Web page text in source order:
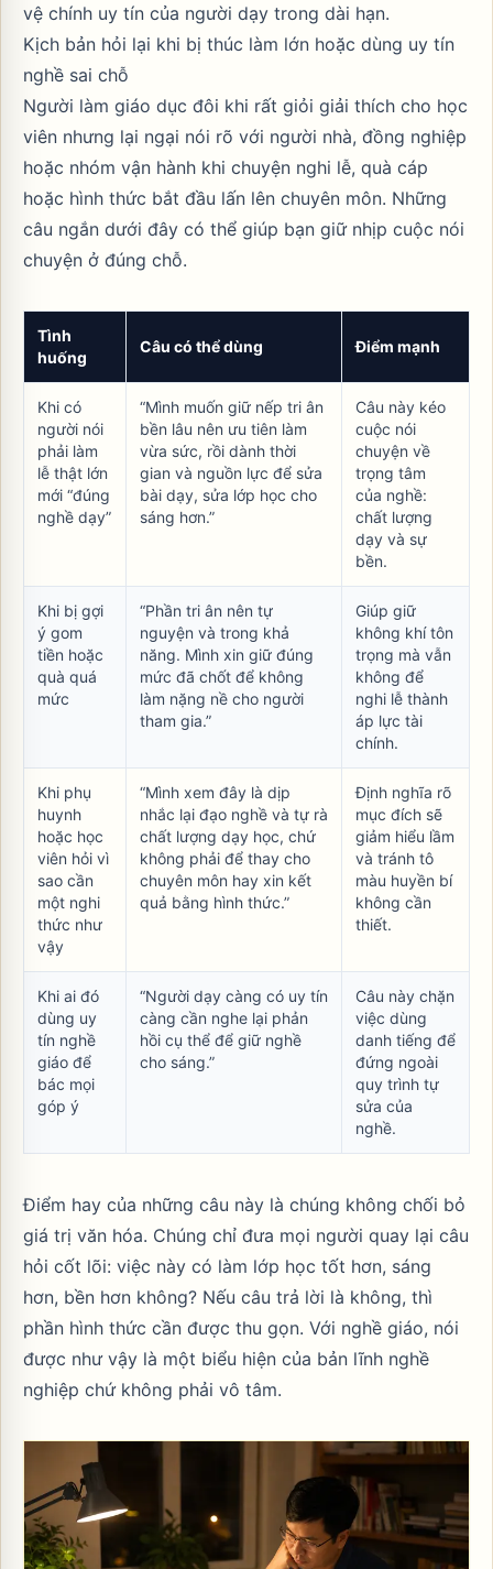
vệ chính uy tín của người dạy trong dài hạn.
Kịch bản hỏi lại khi bị thúc làm lớn hoặc dùng uy tín
nghề sai chỗ
Người làm giáo dục đôi khi rất giỏi giải thích cho học
viên nhưng lại ngại nói rõ với người nhà, đồng nghiệp
hoặc nhóm vận hành khi chuyện nghi lễ, quà cáp
hoặc hình thức bắt đầu lấn lên chuyên môn. Những
câu ngắn dưới đây có thể giúp bạn giữ nhịp cuộc nói
chuyện ở đúng chỗ.
Tình
huống
Câu có thể dùng Điểm mạnh
Khi có
người nói
phải làm
lễ thật lớn
mới “đúng
nghề dạy”
“Mình muốn giữ nếp tri ân
bền lâu nên ưu tiên làm
vừa sức, rồi dành thời
gian và nguồn lực để sửa
bài dạy, sửa lớp học cho
sáng hơn.”
Câu này kéo
cuộc nói
chuyện về
trọng tâm
của nghề:
chất lượng
dạy và sự
bền.
Khi bị gợi
ý gom
tiền hoặc
quà quá
mức
“Phần tri ân nên tự
nguyện và trong khả
năng. Mình xin giữ đúng
mức đã chốt để không
làm nặng nề cho người
tham gia.”
Giúp giữ
không khí tôn
trọng mà vẫn
không để
nghi lễ thành
áp lực tài
chính.
Khi phụ
huynh
hoặc học
viên hỏi vì
sao cần
một nghi
thức như
vậy
“Mình xem đây là dịp
nhắc lại đạo nghề và tự rà
chất lượng dạy học, chứ
không phải để thay cho
chuyên môn hay xin kết
quả bằng hình thức.”
Định nghĩa rõ
mục đích sẽ
giảm hiểu lầm
và tránh tô
màu huyền bí
không cần
thiết.
Khi ai đó
dùng uy
tín nghề
giáo để
bác mọi
góp ý
“Người dạy càng có uy tín
càng cần nghe lại phản
hồi cụ thể để giữ nghề
cho sáng.”
Câu này chặn
việc dùng
danh tiếng để
đứng ngoài
quy trình tự
sửa của
nghề.
Điểm hay của những câu này là chúng không chối bỏ
giá trị văn hóa. Chúng chỉ đưa mọi người quay lại câu
hỏi cốt lõi: việc này có làm lớp học tốt hơn, sáng
hơn, bền hơn không? Nếu câu trả lời là không, thì
phần hình thức cần được thu gọn. Với nghề giáo, nói
được như vậy là một biểu hiện của bản lĩnh nghề
nghiệp chứ không phải vô tâm.